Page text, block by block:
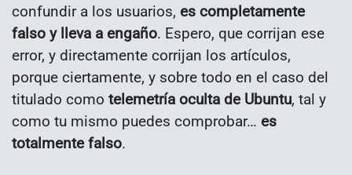
confundir a los usuarios, es completamente
falso y lleva a engaño. Espero, que corrijan ese
error, y directamente corrijan los artículos,
porque ciertamente, y sobre todo en el caso del
titulado como telemetría oculta de Ubuntu, tal y
como tu mismo puedes comprobar… es
totalmente falso.